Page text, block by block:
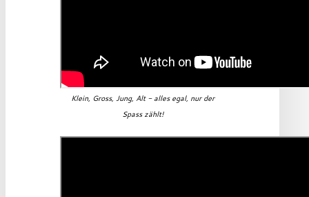
Klein, Gross, Jung, Alt - alles egal, nur der
Spass zählt!